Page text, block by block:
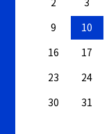
9
10
16
17
23
24
30
31